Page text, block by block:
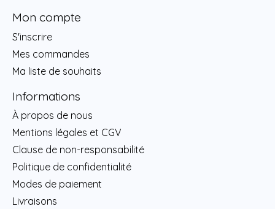
Mon compte
S'inscrire
Mes commandes
Ma liste de souhaits
Informations
À propos de nous
Mentions légales et CGV
Clause de non-responsabilité
Politique de confidentialité
Modes de paiement
Livraisons